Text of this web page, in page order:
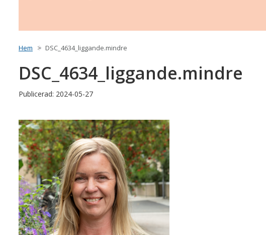
Hem DSC_4634_liggande.mindre
DSC_4634_liggande.mindre
Publicerad: 2024-05-27